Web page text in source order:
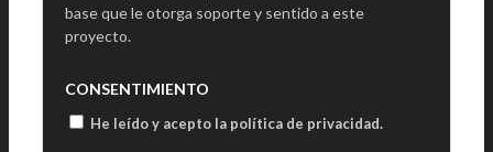
base que le otorga soporte y sentido a este
proyecto.
CONSENTIMIENTO
He leído y acepto la política de privacidad.